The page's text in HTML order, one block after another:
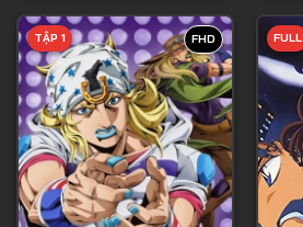
Tập 29
Tập 30
Tập 31
Tập 32
Tập 33
FHD
TẬP 1 FULL